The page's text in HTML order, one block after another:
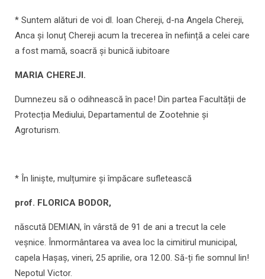
* Suntem alături de voi dl. Ioan Chereji, d-na Angela Chereji,
Anca și Ionuț Chereji acum la trecerea în neființă a celei care
a fost mamă, soacră și bunică iubitoare
MARIA CHEREJI.
Dumnezeu să o odihnească în pace! Din partea Facultății de
Protecția Mediului, Departamentul de Zootehnie și
Agroturism.
* În liniște, mulțumire și împăcare sufletească
prof. FLORICA BODOR,
născută DEMIAN, în vârstă de 91 de ani a trecut la cele
veșnice. Înmormântarea va avea loc la cimitirul municipal,
capela Hașaș, vineri, 25 aprilie, ora 12.00. Să-ți fie somnul lin!
Nepotul Victor.